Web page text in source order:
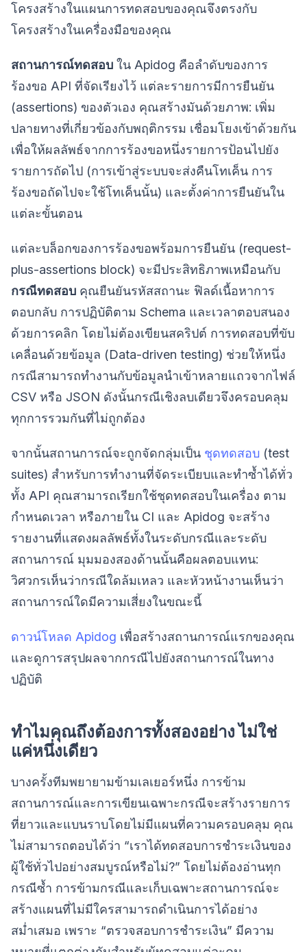
โครงสร้างในแผนการทดสอบของคุณจึงตรงกับ
โครงสร้างในเครื่องมือของคุณ
สถานการณ์ทดสอบ ใน Apidog คือลำดับของการ
ร้องขอ API ที่จัดเรียงไว้ แต่ละรายการมีการยืนยัน
(assertions) ของตัวเอง คุณสร้างมันด้วยภาพ: เพิ่ม
ปลายทางที่เกี่ยวข้องกับพฤติกรรม เชื่อมโยงเข้าด้วยกัน
เพื่อให้ผลลัพธ์จากการร้องขอหนึ่งรายการป้อนไปยัง
รายการถัดไป (การเข้าสู่ระบบจะส่งคืนโทเค็น การ
ร้องขอถัดไปจะใช้โทเค็นนั้น) และตั้งค่าการยืนยันใน
แต่ละขั้นตอน
แต่ละบล็อกของการร้องขอพร้อมการยืนยัน (request-
plus-assertions block) จะมีประสิทธิภาพเหมือนกับ
กรณีทดสอบ คุณยืนยันรหัสสถานะ ฟิลด์เนื้อหาการ
ตอบกลับ การปฏิบัติตาม Schema และเวลาตอบสนอง
ด้วยการคลิก โดยไม่ต้องเขียนสคริปต์ การทดสอบที่ขับ
เคลื่อนด้วยข้อมูล (Data-driven testing) ช่วยให้หนึ่ง
กรณีสามารถทำงานกับข้อมูลนำเข้าหลายแถวจากไฟล์
CSV หรือ JSON ดังนั้นกรณีเชิงลบเดียวจึงครอบคลุม
ทุกการรวมกันที่ไม่ถูกต้อง
จากนั้นสถานการณ์จะถูกจัดกลุ่มเป็น ชุดทดสอบ (test
suites) สำหรับการทำงานที่จัดระเบียบและทำซ้ำได้ทั่ว
ทั้ง API คุณสามารถเรียกใช้ชุดทดสอบในเครื่อง ตาม
กำหนดเวลา หรือภายใน CI และ Apidog จะสร้าง
รายงานที่แสดงผลลัพธ์ทั้งในระดับกรณีและระดับ
สถานการณ์ มุมมองสองด้านนั้นคือผลตอบแทน:
วิศวกรเห็นว่ากรณีใดล้มเหลว และหัวหน้างานเห็นว่า
สถานการณ์ใดมีความเสี่ยงในขณะนี้
ดาวน์โหลด Apidog เพื่อสร้างสถานการณ์แรกของคุณ
และดูการสรุปผลจากกรณีไปยังสถานการณ์ในทาง
ปฏิบัติ
ทำไมคุณถึงต้องการทั้งสองอย่าง ไม่ใช่
แค่หนึ่งเดียว
บางครั้งทีมพยายามข้ามเลเยอร์หนึ่ง การข้าม
สถานการณ์และการเขียนเฉพาะกรณีจะสร้างรายการ
ที่ยาวและแบนราบโดยไม่มีแผนที่ความครอบคลุม คุณ
ไม่สามารถตอบได้ว่า “เราได้ทดสอบการชำระเงินของ
ผู้ใช้ทั่วไปอย่างสมบูรณ์หรือไม่?” โดยไม่ต้องอ่านทุก
กรณีซ้ำ การข้ามกรณีและเก็บเฉพาะสถานการณ์จะ
สร้างแผนที่ไม่มีใครสามารถดำเนินการได้อย่าง
สม่ำเสมอ เพราะ “ตรวจสอบการชำระเงิน” มีความ